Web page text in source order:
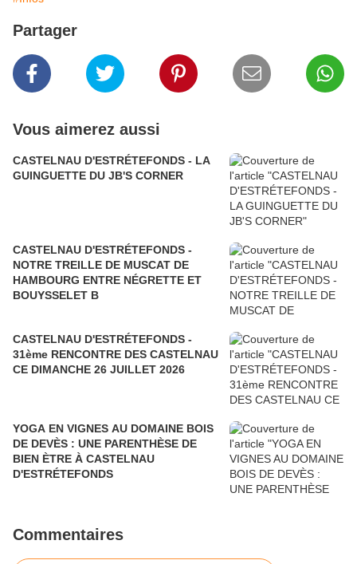
Partager
Vous aimerez aussi
CASTELNAU D'ESTRÉTEFONDS - LA
GUINGUETTE DU JB'S CORNER
CASTELNAU D'ESTRÉTEFONDS -
NOTRE TREILLE DE MUSCAT DE
HAMBOURG ENTRE NÉGRETTE ET
BOUYSSELET B
CASTELNAU D'ESTRÉTEFONDS -
31ème RENCONTRE DES CASTELNAU
CE DIMANCHE 26 JUILLET 2026
YOGA EN VIGNES AU DOMAINE BOIS
DE DEVÈS : UNE PARENTHÈSE DE
BIEN ÈTRE À CASTELNAU
D'ESTRÉTEFONDS
Commentaires